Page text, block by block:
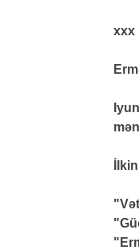
xxx